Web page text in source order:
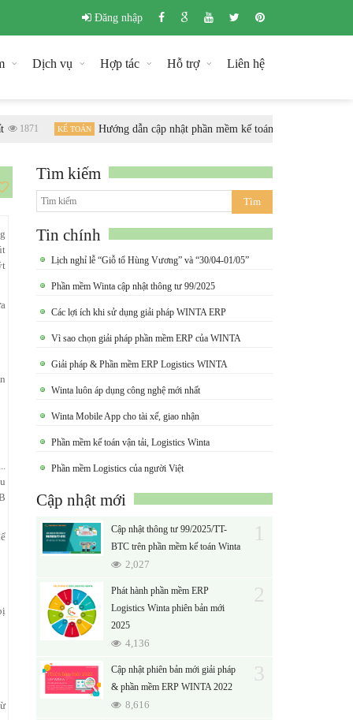
Đăng nhập
Dịch vụ Hợp tác Hỗ trợ Liên hệ
1871 KẾ TOÁN Hướng dẫn cập nhật phần mềm kế toán Winta theo chuẩn
Tìm kiếm
Tin chính
Lịch nghỉ lễ “Giỗ tổ Hùng Vương” và “30/04-01/05”
Phần mềm Winta cập nhật thông tư 99/2025
Các lợi ích khi sử dụng giải pháp WINTA ERP
Vì sao chọn giải pháp phần mềm ERP của WINTA
Giải pháp & Phần mềm ERP Logistics WINTA
Winta luôn áp dụng công nghệ mới nhất
Winta Mobile App cho tài xế, giao nhận
Phần mềm kế toán vận tải, Logistics Winta
Phần mềm Logistics của người Việt
Cập nhật mới
Cập nhật thông tư 99/2025/TT-
BTC trên phần mềm kế toán Winta
2,027
1
Phát hành phần mềm ERP
Logistics Winta phiên bản mới
2025
4,136
2
Cập nhật phiên bản mới giải pháp
& phần mềm ERP WINTA 2022
8,616
3